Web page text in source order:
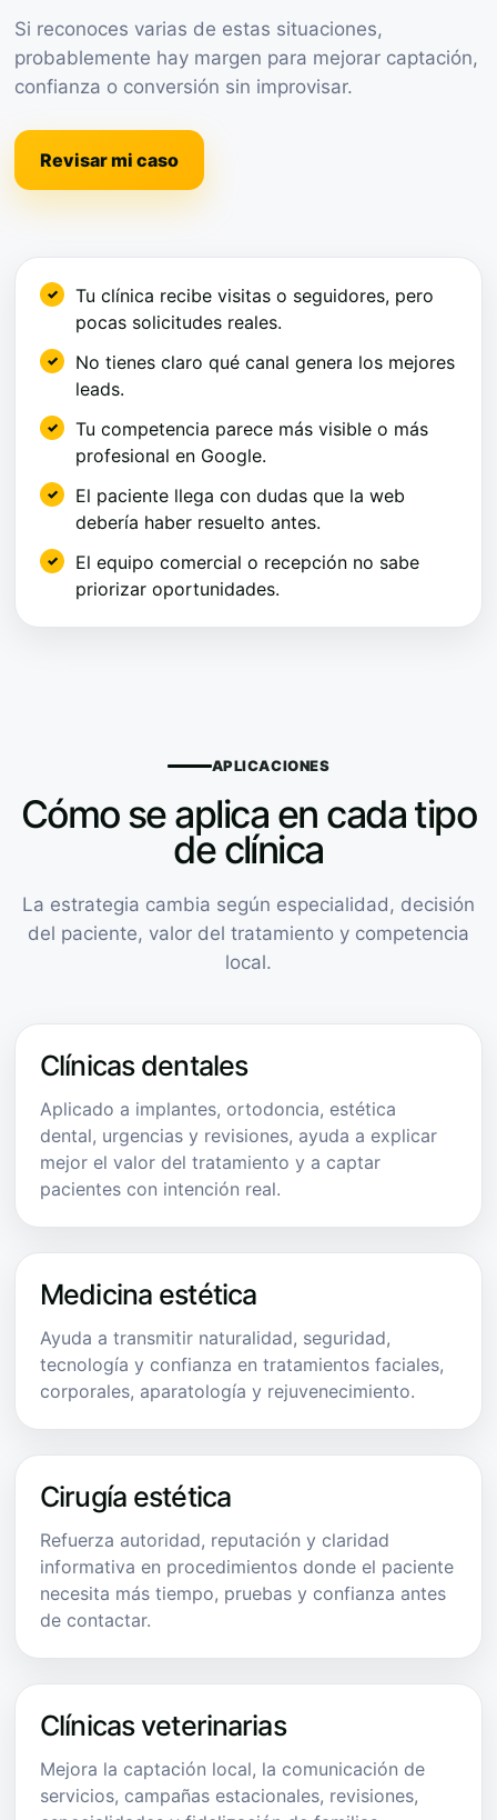
Si reconoces varias de estas situaciones,
probablemente hay margen para mejorar captación,
confianza o conversión sin improvisar.
Revisar mi caso
Tu clínica recibe visitas o seguidores, pero
pocas solicitudes reales.
No tienes claro qué canal genera los mejores
leads.
Tu competencia parece más visible o más
profesional en Google.
El paciente llega con dudas que la web
debería haber resuelto antes.
El equipo comercial o recepción no sabe
priorizar oportunidades.
APLICACIONES
Cómo se aplica en cada tipo
de clínica
La estrategia cambia según especialidad, decisión
del paciente, valor del tratamiento y competencia
local.
Clínicas dentales
Aplicado a implantes, ortodoncia, estética
dental, urgencias y revisiones, ayuda a explicar
mejor el valor del tratamiento y a captar
pacientes con intención real.
Medicina estética
Ayuda a transmitir naturalidad, seguridad,
tecnología y confianza en tratamientos faciales,
corporales, aparatología y rejuvenecimiento.
Cirugía estética
Refuerza autoridad, reputación y claridad
informativa en procedimientos donde el paciente
necesita más tiempo, pruebas y confianza antes
de contactar.
Clínicas veterinarias
Mejora la captación local, la comunicación de
servicios, campañas estacionales, revisiones,